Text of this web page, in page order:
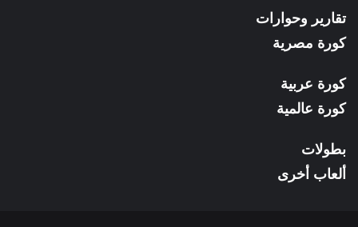
تقارير وحوارات
كورة مصرية
كورة عربية
كورة عالمية
بطولات
ألعاب أخرى